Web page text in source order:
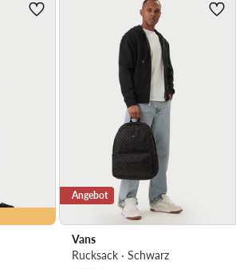
Angebot
Vans
Rucksack · Schwarz